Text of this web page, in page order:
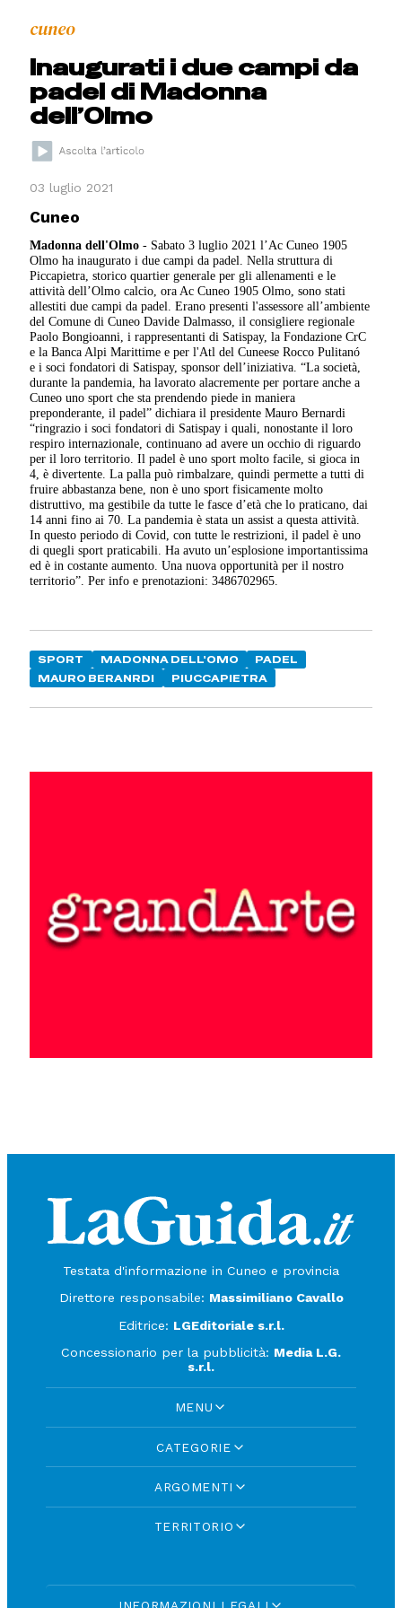
cuneo
Inaugurati i due campi da
padel di Madonna
dell’Olmo
03 luglio 2021
Cuneo
Madonna dell'Olmo - Sabato 3 luglio 2021 l’Ac Cuneo 1905
Olmo ha inaugurato i due campi da padel. Nella struttura di
Piccapietra, storico quartier generale per gli allenamenti e le
attività dell’Olmo calcio, ora Ac Cuneo 1905 Olmo, sono stati
allestiti due campi da padel. Erano presenti l'assessore all’ambiente
del Comune di Cuneo Davide Dalmasso, il consigliere regionale
Paolo Bongioanni, i rappresentanti di Satispay, la Fondazione CrC
e la Banca Alpi Marittime e per l'Atl del Cuneese Rocco Pulitanó
e i soci fondatori di Satispay, sponsor dell’iniziativa. “La società,
durante la pandemia, ha lavorato alacremente per portare anche a
Cuneo uno sport che sta prendendo piede in maniera
preponderante, il padel” dichiara il presidente Mauro Bernardi
“ringrazio i soci fondatori di Satispay i quali, nonostante il loro
respiro internazionale, continuano ad avere un occhio di riguardo
per il loro territorio. Il padel è uno sport molto facile, si gioca in
4, è divertente. La palla può rimbalzare, quindi permette a tutti di
fruire abbastanza bene, non è uno sport fisicamente molto
distruttivo, ma gestibile da tutte le fasce d’età che lo praticano, dai
14 anni fino ai 70. La pandemia è stata un assist a questa attività.
In questo periodo di Covid, con tutte le restrizioni, il padel è uno
di quegli sport praticabili. Ha avuto un’esplosione importantissima
ed è in costante aumento. Una nuova opportunità per il nostro
territorio”. Per info e prenotazioni: 3486702965.
SPORT MADONNA DELL'OMO
PADEL
MAURO BERANRDI
PIUCCAPIETRA
Testata d'informazione in Cuneo e provincia
Direttore responsabile: Massimiliano Cavallo
Editrice: LGEditoriale s.r.l.
Concessionario per la pubblicità: Media L.G.
s.r.l.
MENU
CATEGORIE
ARGOMENTI
TERRITORIO
INFORMAZIONI LEGALI